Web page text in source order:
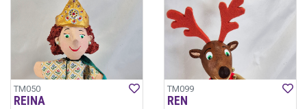
TM050
REINA
TM099
REN